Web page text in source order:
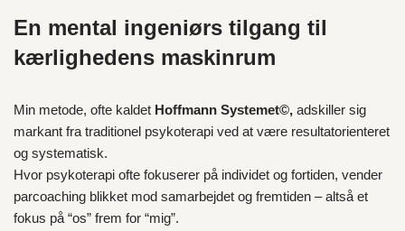
En mental ingeniørs tilgang til
kærlighedens maskinrum
Min metode, ofte kaldet Hoffmann Systemet©, adskiller sig
markant fra traditionel psykoterapi ved at være resultatorienteret
og systematisk.
Hvor psykoterapi ofte fokuserer på individet og fortiden, vender
parcoaching blikket mod samarbejdet og fremtiden – altså et
fokus på “os” frem for “mig”.